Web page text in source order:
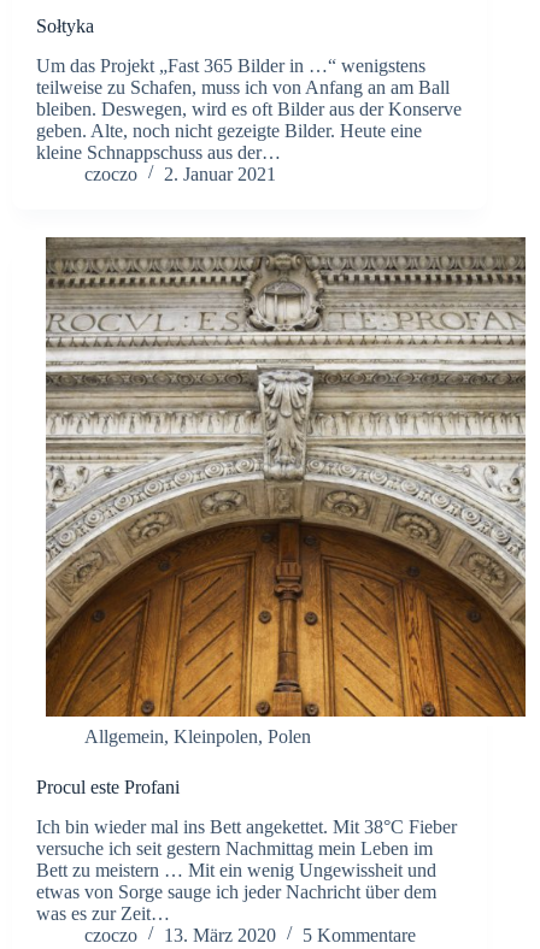
Sołtyka
Um das Projekt „Fast 365 Bilder in …“ wenigstens
teilweise zu Schafen, muss ich von Anfang an am Ball
bleiben. Deswegen, wird es oft Bilder aus der Konserve
geben. Alte, noch nicht gezeigte Bilder. Heute eine
kleine Schnappschuss aus der…
czoczo
2. Januar 2021
Allgemein, Kleinpolen, Polen
Procul este Profani
Ich bin wieder mal ins Bett angekettet. Mit 38°C Fieber
versuche ich seit gestern Nachmittag mein Leben im
Bett zu meistern … Mit ein wenig Ungewissheit und
etwas von Sorge sauge ich jeder Nachricht über dem
was es zur Zeit…
czoczo
13. März 2020 5 Kommentare